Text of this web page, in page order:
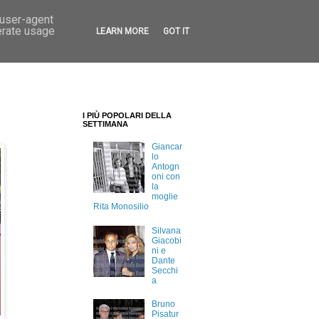
I PIÙ POPOLARI DELLA
SETTIMANA
Giancar
lo
Antogn
oni con
la
moglie
Rita Monosilio
Silvana
Giacobi
ni e
Dante
Secchi
a
Bruno
Pisatur
agent
usage
LEARN MORE GOT IT